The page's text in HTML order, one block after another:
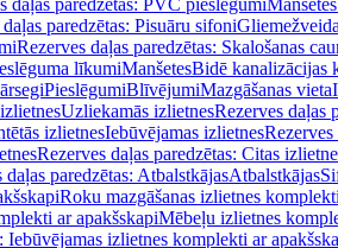
daļas paredzētas: PVC pieslēgumi
paredzētas: Pisuāru sifoni
Rezerves daļas paredzētas: Skalošanas
līkumiManšetesBidē kanalizācijas
PieslēgumiBlīvējumiMazgāšanas vieta
Uzliekamās izlietnesRezerves daļas
izlietnesIebūvējamas izlietnesRezerves
Rezerves daļas paredzētas: Citas
daļas paredzētas: AtbalstkājasAtbalstkājas
Roku mazgāšanas izlietnes
ar apakšskapiMēbeļu izlietnes
Iebūvējamas izlietnes komplekti ar